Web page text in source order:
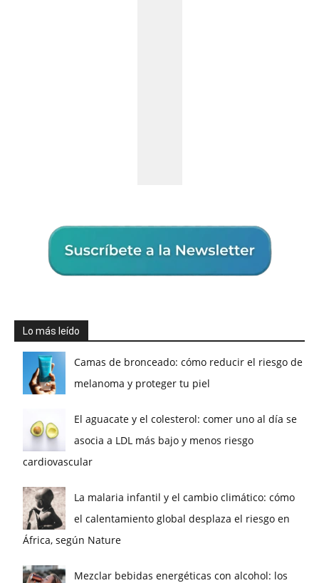
Lo más leído
Camas de bronceado: cómo reducir el riesgo de
melanoma y proteger tu piel
El aguacate y el colesterol: comer uno al día se
asocia a LDL más bajo y menos riesgo
cardiovascular
La malaria infantil y el cambio climático: cómo
el calentamiento global desplaza el riesgo en
África, según Nature
Mezclar bebidas energéticas con alcohol: los